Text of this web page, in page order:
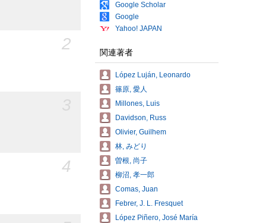
2
4
Google Scholar
Google
Yahoo! JAPAN
関連著者
López Luján, Leonardo
篠原, 愛人
Millones, Luis
Davidson, Russ
Olivier, Guilhem
林, みどり
曽根, 尚子
柳沼, 孝一郎
Comas, Juan
Febrer, J. L. Fresquet
López Piñero, José María